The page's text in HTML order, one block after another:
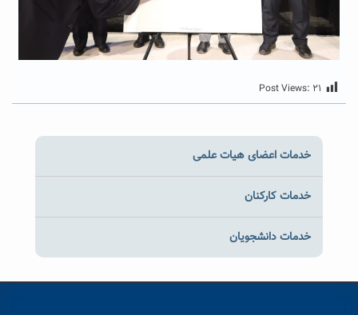
Post Views: ۲۱
خدمات اعضای هیات علمی
خدمات کارکنان
خدمات دانشجویان